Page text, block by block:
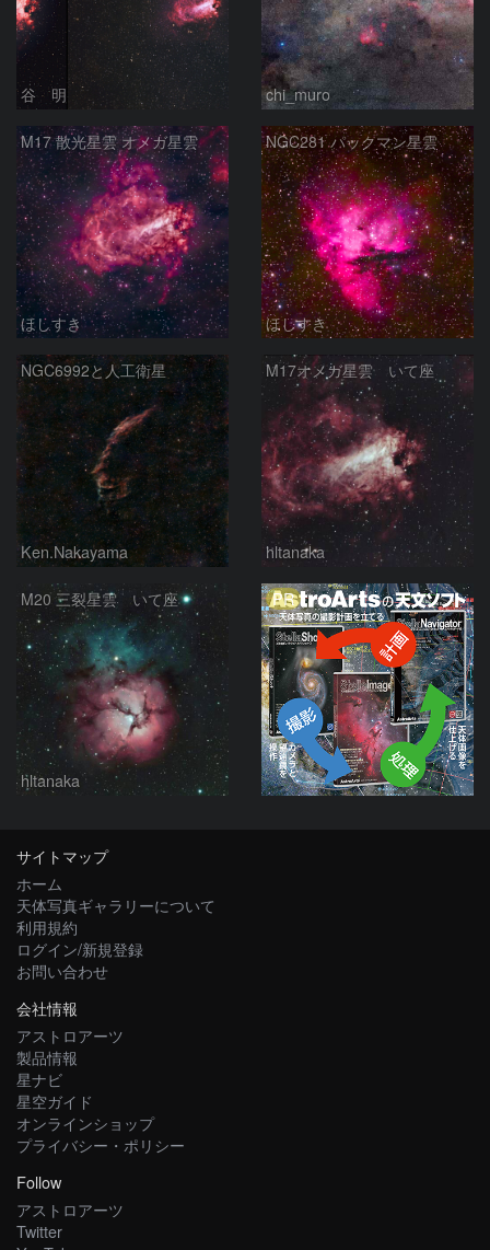
谷 明 chi_muro
M17 散光星雲 オメガ星雲
ほしすき
NGC281 パックマン星雲
ほしすき
NGC6992と人工衛星
Ken.Nakayama
M17オメガ星雲 いて座
hltanaka
M20 三裂星雲 いて座
hltanaka
PR
サイトマップ
ホーム
天体写真ギャラリーについて
利用規約
ログイン/新規登録
お問い合わせ
会社情報
アストロアーツ
製品情報
星ナビ
星空ガイド
オンラインショップ
プライバシー・ポリシー
Follow
アストロアーツ
Twitter